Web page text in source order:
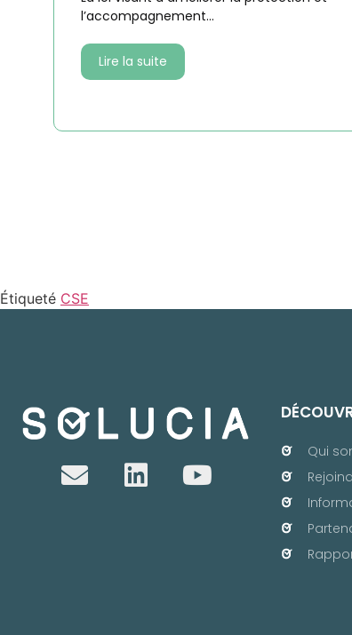
l’accompagnement...
Lire la suite
Étiqueté CSE
Qui